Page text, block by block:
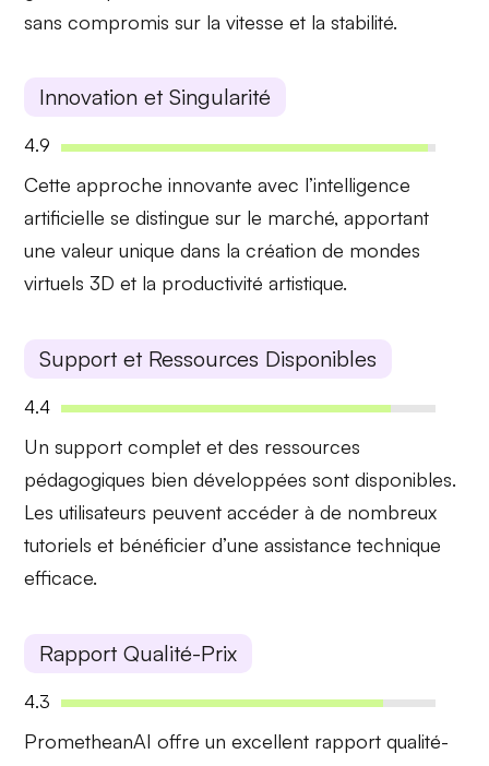
sans compromis sur la vitesse et la stabilité.
Innovation et Singularité
4.9
Cetteapproche innovante avec l’intelligence
artificielle se distingue sur le marché, apportant
une valeur unique dans la création de mondes
virtuels 3D et la productivité artistique.
Support et Ressources Disponibles
4.4
Unsupport complet et des ressources
pédagogiques bien développées sont disponibles.
Les utilisateurs peuvent accéder à de nombreux
tutoriels et bénéficier d’une assistance technique
efficace.
Rapport Qualité-Prix
4.3
PrometheanAI offre unexcellent rapport qualité-